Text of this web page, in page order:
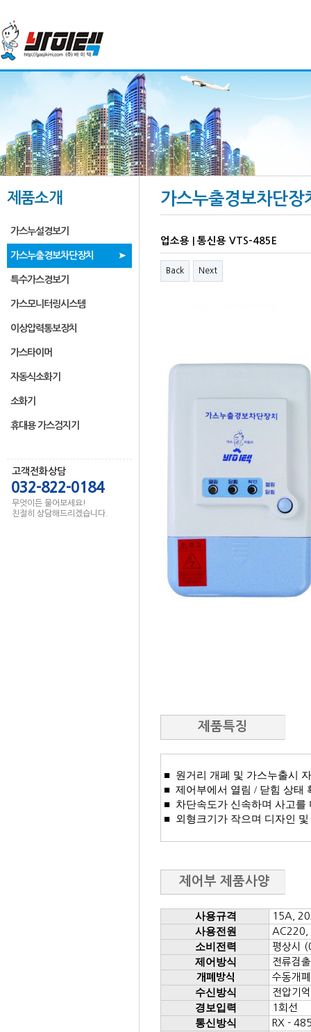
제품소개
가스누설경보기
가스누출경보차단장치
특수가스경보기
가스모니터링시스템
이상압력통보장치
가스타이머
자동식소화기
소화기
휴대용 가스검지기
고객전화상담
032-822-0184
무엇이든 물어보세요!
친절히 상담해드리겠습니다.
가스누출경보차단장
업소용 | 통신용 VTS-485E
Back Next
제품특징
■ ​ 원거리 개폐 및 가스누출시
■ 제어부에서 열림 / 닫힘 상태
■ 차단속도가 신속하며 사고를
■ 외형크기가 작으며 디자인
제어부 제품사양
사용규격 15A,
사용전원 AC220,
소비전력 평상시
제어방식 전류검
개폐방식 수동개
수신방식 전압기
경보입력 1회선
통신방식 RX -